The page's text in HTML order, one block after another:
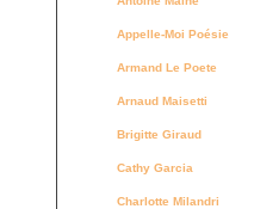
Appelle-Moi Poésie
Armand Le Poete
Arnaud Maisetti
Brigitte Giraud
Cathy Garcia
Charlotte Milandri